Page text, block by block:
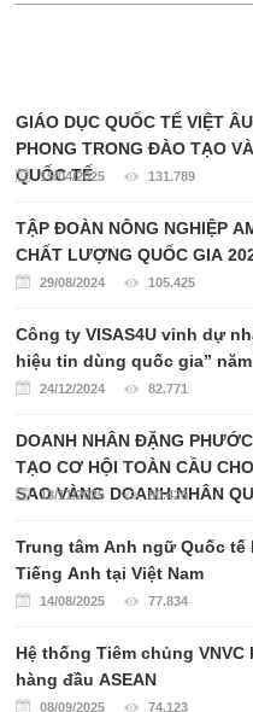
GIÁO DỤC QUỐC TẾ VIỆT
PHONG TRONG ĐÀO TẠO
QUỐC TẾ
15/04/2025 131.789
TẬP ĐOÀN NÔNG NGHIỆP AMAZON-
CHẤT LƯỢNG QUỐC GIA
29/08/2024 105.425
Công ty VISAS4U vinh dự
hiệu tin dùng quốc gia”
24/12/2024 82.771
DOANH NHÂN ĐẶNG
TẠO CƠ HỘI TOÀN CẦU
SAO VÀNG DOANH NHÂN
13/11/2025 80.426
Trung tâm Anh ngữ Quốc
Tiếng Anh tại Việt Nam
14/08/2025 77.834
Hệ thống Tiêm chủng
hàng đầu ASEAN
08/09/2025 74.123